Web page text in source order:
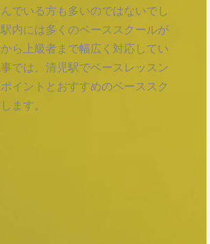
でいる方も多いのではないでし
内には多くのベーススクールが
ら上級者まで幅広く対応してい
では、清児駅でベースレッスン
イントとおすすめのベーススク
ます。